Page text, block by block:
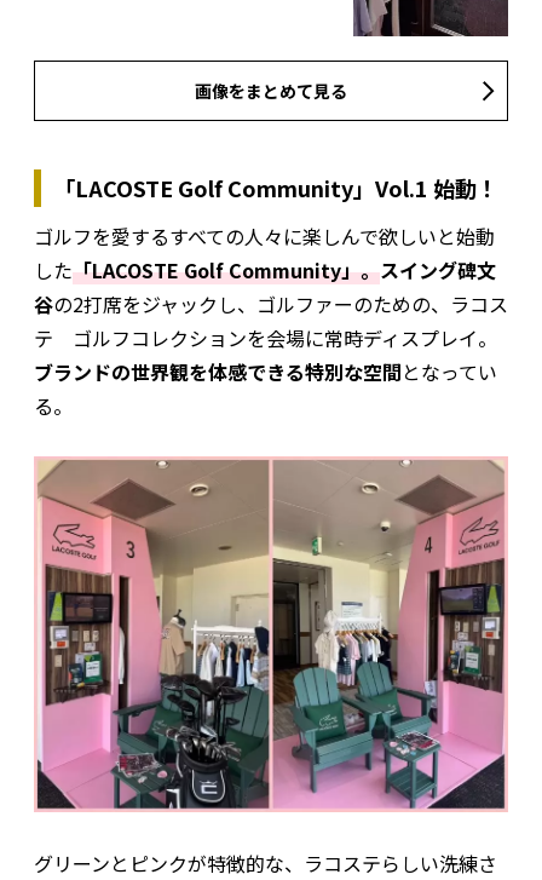
画像をまとめて見る
「LACOSTE Golf Community」Vol.1 始動！
ゴルフを愛するすべての人々に楽しんで欲しいと始動
した「LACOSTE Golf Community」。スイング碑文
谷の2打席をジャックし、ゴルファーのための、ラコス
テ ゴルフコレクションを会場に常時ディスプレイ。
ブランドの世界観を体感できる特別な空間となってい
る。
グリーンとピンクが特徴的な、ラコステらしい洗練さ